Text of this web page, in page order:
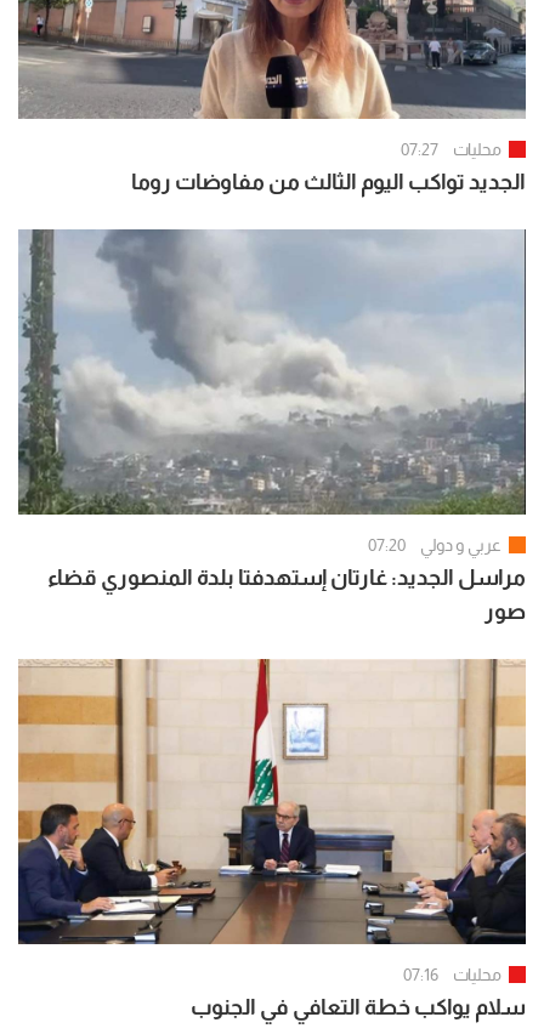
محليات 07:27
الجديد تواكب اليوم الثالث من مفاوضات روما
عربي و دولي 07:20
مراسل الجديد: غارتان إستهدفتا بلدة المنصوري قضاء
صور
محليات 07:16
سلام يواكب خطة التعافي في الجنوب